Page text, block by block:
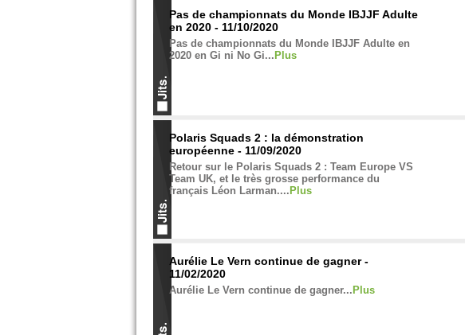
Pas de championnats du Monde IBJJF Adulte
en 2020 - 11/10/2020
Pas de championnats du Monde IBJJF Adulte en
2020 en Gi ni No Gi... Plus
Polaris Squads 2 : la démonstration
européenne - 11/09/2020
Retour sur le Polaris Squads 2 : Team Europe VS
Team UK, et le très grosse performance du
français Léon Larman.... Plus
Aurélie Le Vern continue de gagner -
11/02/2020
Aurélie Le Vern continue de gagner... Plus